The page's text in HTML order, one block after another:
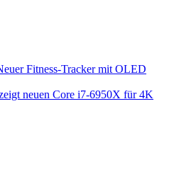
Fitness-Tracker mit OLED
neuen Core i7-6950X für 4K